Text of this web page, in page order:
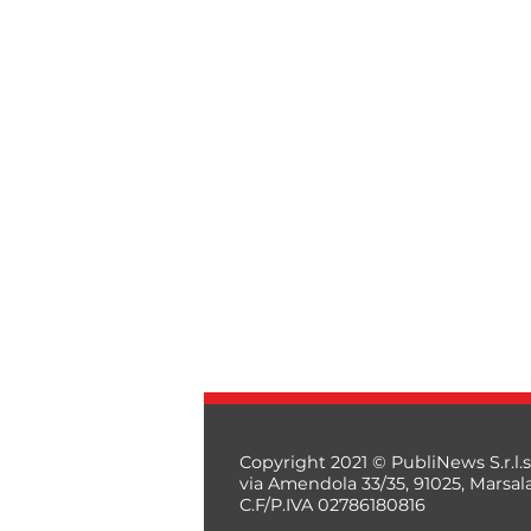
Copyright 2021 © PubliNews
via Amendola 33/35, 91025,
C.F/P.IVA 02786180816